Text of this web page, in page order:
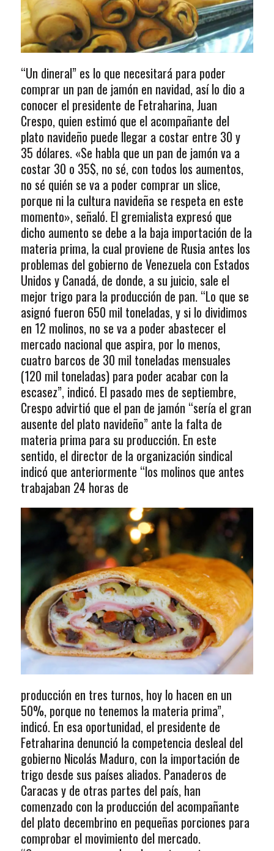
“Un dineral” es lo que necesitará para poder
comprar un pan de jamón en navidad, así lo dio a
conocer el presidente de Fetraharina, Juan
Crespo, quien estimó que el acompañante del
plato navideño puede llegar a costar entre 30 y
35 dólares. «Se habla que un pan de jamón va a
costar 30 o 35$, no sé, con todos los aumentos,
no sé quién se va a poder comprar un slice,
porque ni la cultura navideña se respeta en este
momento», señaló. El gremialista expresó que
dicho aumento se debe a la baja importación de la
materia prima, la cual proviene de Rusia antes los
problemas del gobierno de Venezuela con Estados
Unidos y Canadá, de donde, a su juicio, sale el
mejor trigo para la producción de pan. “Lo que se
asignó fueron 650 mil toneladas, y si lo dividimos
en 12 molinos, no se va a poder abastecer el
mercado nacional que aspira, por lo menos,
cuatro barcos de 30 mil toneladas mensuales
(120 mil toneladas) para poder acabar con la
escasez”, indicó. El pasado mes de septiembre,
Crespo advirtió que el pan de jamón “sería el gran
ausente del plato navideño” ante la falta de
materia prima para su producción. En este
sentido, el director de la organización sindical
indicó que anteriormente “los molinos que antes
trabajaban 24 horas de
producción en tres turnos, hoy lo hacen en un
50%, porque no tenemos la materia prima”,
indicó. En esa oportunidad, el presidente de
Fetraharina denunció la competencia desleal del
gobierno Nicolás Maduro, con la importación de
trigo desde sus países aliados. Panaderos de
Caracas y de otras partes del país, han
comenzado con la producción del acompañante
del plato decembrino en pequeñas porciones para
comprobar el movimiento del mercado.